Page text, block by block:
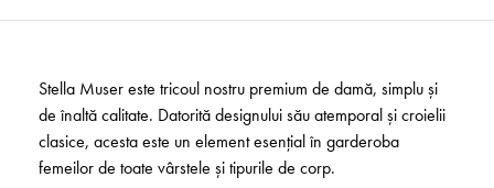
Stella Muser este tricoul nostru premium de damă, simplu și
de înaltă calitate. Datorită designului său atemporal și croielii
clasice, acesta este un element esențial în garderoba
femeilor de toate vârstele și tipurile de corp.